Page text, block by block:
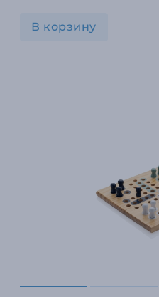
В корзину